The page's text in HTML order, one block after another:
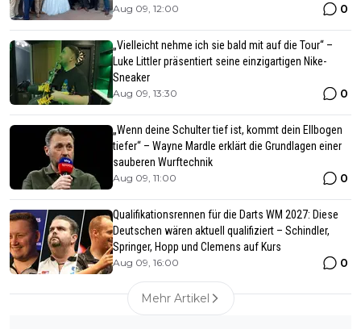
Aug 09, 12:00 0
„Vielleicht nehme ich sie bald mit auf die Tour“ –
Luke Littler präsentiert seine einzigartigen Nike-
Sneaker
Aug 09, 13:30 0
„Wenn deine Schulter tief ist, kommt dein Ellbogen
tiefer“ – Wayne Mardle erklärt die Grundlagen einer
sauberen Wurftechnik
Aug 09, 11:00 0
Qualifikationsrennen für die Darts WM 2027: Diese
Deutschen wären aktuell qualifiziert – Schindler,
Springer, Hopp und Clemens auf Kurs
Aug 09, 16:00 0
Mehr Artikel